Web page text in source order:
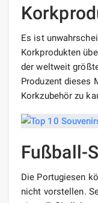
Es ist
Korkprodukten
der weltweit
Produzent dieses
Korkzubehör zu
Fußball-
Die Portugiesen
nicht vorstellen.